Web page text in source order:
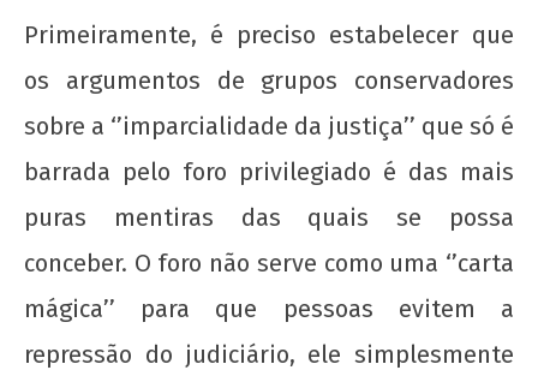
o que fazer com o sindicato mais importante
em Salvador?
9 de
fevereiro
de 2019
Primeiramente, é preciso estabelecer que
os argumentos de grupos conservadores
sobre a ‘’imparcialidade da justiça’’ que só é
barrada pelo foro privilegiado é das mais
puras mentiras das quais se possa
conceber. O foro não serve como uma ‘’carta
mágica’’ para que pessoas evitem a
repressão do judiciário, ele simplesmente